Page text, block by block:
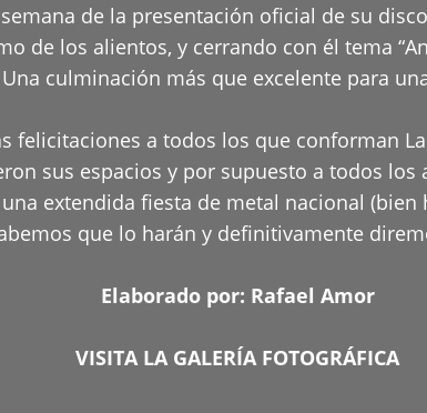
de la presentación oficial de su
de los alientos, y cerrando con él tema
culminación más que excelente para
felicitaciones a todos los que conforman
sus espacios y por supuesto a todos
extendida fiesta de metal nacional
que lo harán y definitivamente
Elaborado por: Rafael Amor
VISITA LA GALERÍA FOTOGRÁFICA